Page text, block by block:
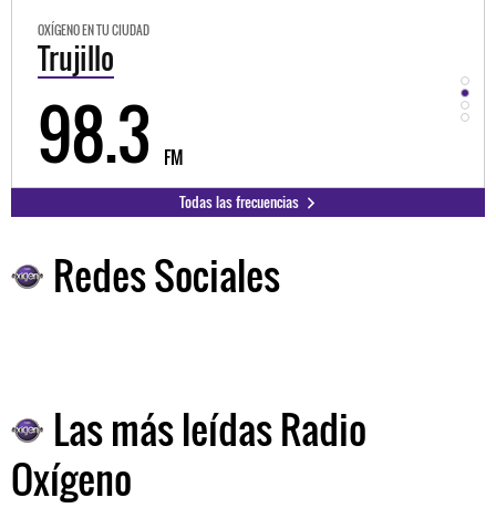
OXÍGENO EN TU CIUDAD
Trujillo
98.3 FM
Todas las frecuencias
Redes Sociales
Las más leídas Radio
Oxígeno